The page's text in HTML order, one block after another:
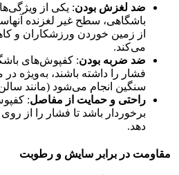
ضد لغزش بودن: یکی از
باشگاهی، سطح غیر لغزنده
از زمین خوردن ورزشکاران و
می‌کند.
ضد ضربه بودن: کفپوش‌های
فشار را داشته باشند، به‌ویژه
سنگین انجام می‌شود (مانند
راحتی و حمایت از مفاصل:
برخوردار باشد تا فشار را از
دهد.
مقاومت در برابر سایش و رطوبت